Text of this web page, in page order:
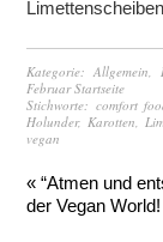
Kategorie:Allgemein
Februar Startseite
Stichworte: comfort
Holunder, Karotten
vegan
« “Atmen und
der Vegan World!